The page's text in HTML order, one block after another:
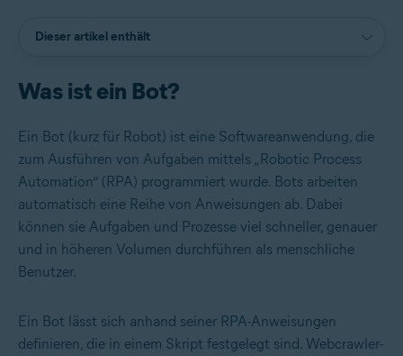
Dieser artikel enthält
Was ist ein Bot?
Ein Bot (kurz für Robot) ist eine Softwareanwendung, die
zum Ausführen von Aufgaben mittels „Robotic Process
Automation“ (RPA) programmiert wurde. Bots arbeiten
automatisch eine Reihe von Anweisungen ab. Dabei
können sie Aufgaben und Prozesse viel schneller, genauer
und in höheren Volumen durchführen als menschliche
Benutzer.
Ein Bot lässt sich anhand seiner RPA-Anweisungen
definieren, die in einem Skript festgelegt sind. Webcrawler-